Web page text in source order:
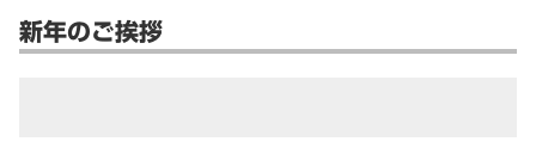
新年のご挨拶